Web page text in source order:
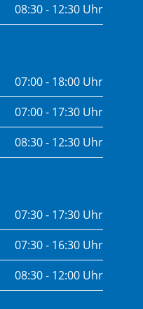
08:30 - 12:30 Uhr
07:00 - 18:00 Uhr
07:00 - 17:30 Uhr
08:30 - 12:30 Uhr
07:30 - 17:30 Uhr
07:30 - 16:30 Uhr
08:30 - 12:00 Uhr